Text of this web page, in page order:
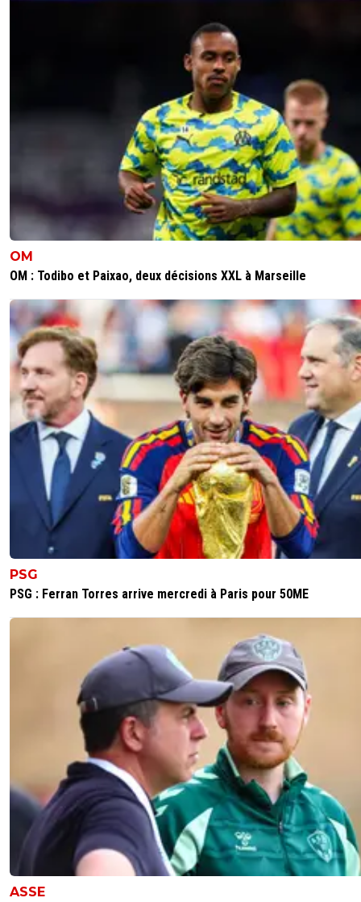
Un excellent gardien bien supérieur à Lucas Perri pour
Tessman était en feu s'il maintien ce niveau toute la
avec Morton et Tolisso l'OL aura sans doute le meilleur
Répondre
20 septembre 2025 à 9:52 +1686
Perso je n'etais pas un grand fan de perri qui ne
pas la serenité balle au pied et dans bcp de
comme sur les centres ou coup de pied arreté.. Je
flippais tjs avec lui ..
Sur sa ligne par contre perri etait vraiment bon.
un match surtout vu le peu d'occaz qu'il y a eu
Répondre
neo 19 septembre 2025 à 23:45 63
Descamps n'a pas eu de bol de se blesser à ce
nous vois pas remettre Greif sur le banc après sa
0 + Répondre
vincedelyon 19 septembre 2025 à 23:12 +104
la question ne se pose plus pour la place de n°1
0+ Répondre
wifo 19 septembre 2025 à 23:05
0+ Répondre
414
Surtout le sauvetage de la tête de Mata sur le
la dernière action
1+ Répondre
OM
OM : Todibo et Paixao, deux décisions XXL à Marseille
PSG
PSG : Ferran Torres arrive mercredi à Paris pour 50ME
ASSE